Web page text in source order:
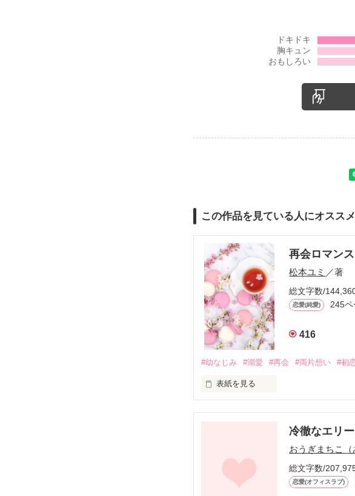
この作品を見ている人にオススメ
再会ロマン
松本ユミ ／著
総文字数/
恋愛(純愛) 245ペ
416
#幼なじみ #溺愛 #再会 #両片想い #初
表紙を見る
しかし、ある出来事をきっかけに二
関係修復もできないまま、美桜は両
引っ越すことになり、哲平とも離れ離
冷徹なエリ
おうぎまちこ（
総文字数/
恋愛(オフィスラブ)